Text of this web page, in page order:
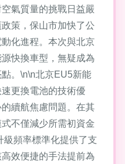
氣質量的挑戰日益嚴
策，保山市加快了公
化進程。本次與北京
快換車型，無疑成為
。\n\n北京EU5新能
更換電池的技術優
續航焦慮問題。在其
不僅減少所需初資金
級頻率標準化提供了支
效便捷的手法提前為